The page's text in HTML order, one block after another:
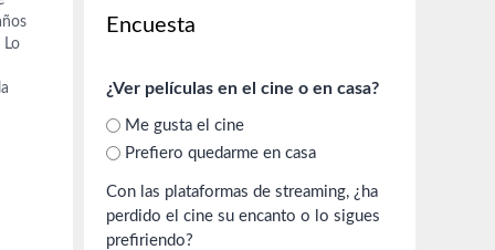
Lo
Encuesta
¿Ver películas en el cine o en casa?
Me gusta el cine
Prefiero quedarme en casa
Con las plataformas de streaming, ¿ha
perdido el cine su encanto o lo sigues
prefiriendo?